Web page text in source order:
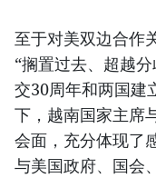
至于对美双边合作
“搁置过去、超越
交30周年和两国建
下，越南国家主席
会面，充分体现了
与美国政府、国会